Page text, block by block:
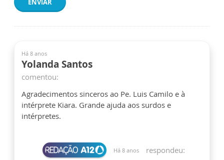
ENVIAR
Há 8 anos
Yolanda Santos
comentou:
Agradecimentos sinceros ao Pe. Luis Camilo e à
intérprete Kiara. Grande ajuda aos surdos e
intérpretes.
Há 8 anos
respondeu: